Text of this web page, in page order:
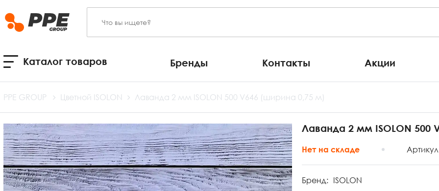
Каталог товаров Бренды Контакты Акции
PPE GROUP Цветной ISOLON Лаванда 2 мм ISOLON 500 V646 (ширина 0,75 м)
Лаванда 2 мм ISOLON 500
Нет на складе
Бренд: ISOLON